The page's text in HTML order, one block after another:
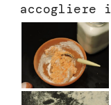
accogliere